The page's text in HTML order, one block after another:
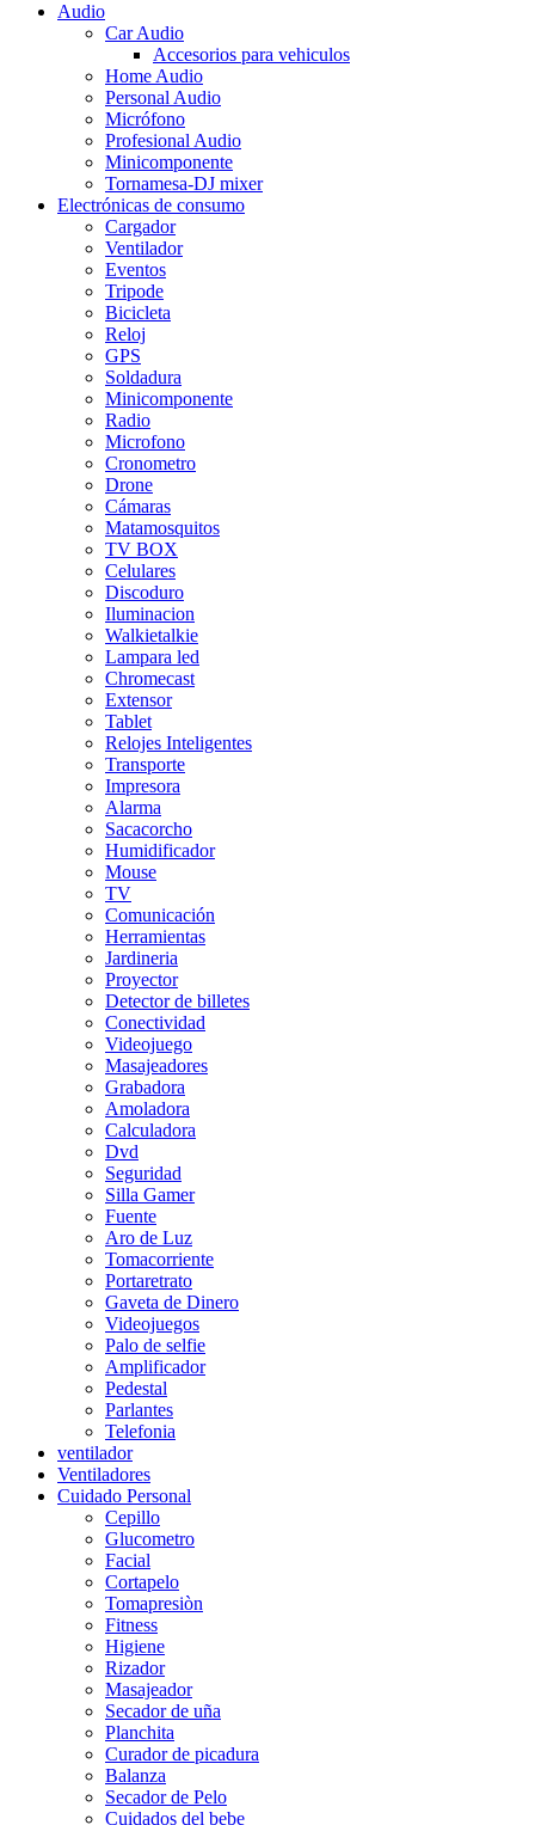
Audio
Car Audio
Accesorios para vehiculos
Home Audio
Personal Audio
Micrófono
Profesional Audio
Minicomponente
Tornamesa-DJ mixer
Electrónicas de consumo
Cargador
Ventilador
Eventos
Tripode
Bicicleta
Reloj
GPS
Soldadura
Minicomponente
Radio
Microfono
Cronometro
Drone
Cámaras
Matamosquitos
TV BOX
Celulares
Discoduro
Iluminacion
Walkietalkie
Lampara led
Chromecast
Extensor
Tablet
Relojes Inteligentes
Transporte
Impresora
Alarma
Sacacorcho
Humidificador
Mouse
TV
Comunicación
Herramientas
Jardineria
Proyector
Detector de billetes
Conectividad
Videojuego
Masajeadores
Grabadora
Amoladora
Calculadora
Dvd
Seguridad
Silla Gamer
Fuente
Aro de Luz
Tomacorriente
Portaretrato
Gaveta de Dinero
Videojuegos
Palo de selfie
Amplificador
Pedestal
Parlantes
Telefonia
ventilador
Ventiladores
Cuidado Personal
Cepillo
Glucometro
Facial
Cortapelo
Tomapresiòn
Fitness
Higiene
Rizador
Masajeador
Secador de uña
Planchita
Curador de picadura
Balanza
Secador de Pelo
Cuidados del bebe